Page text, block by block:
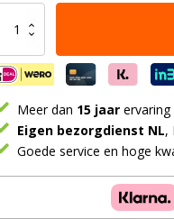
230
Meer dan 15 jaar ervaring
Eigen bezorgdienst NL,
Goede service en hoge